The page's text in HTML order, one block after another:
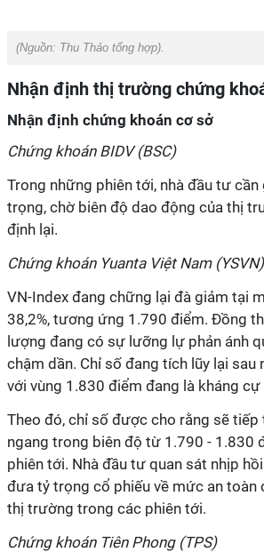
(Nguồn: Thu Thảo tổng hợp).
Nhận định thị trường chứng
Nhận định chứng khoán cơ sở
Chứng khoán BIDV (BSC)
Trong những phiên tới, nhà đầu tư
trọng, chờ biên độ dao động của thị
định lại.
Chứng khoán Yuanta Việt Nam (YSVN)
VN-Index đang chững lại đà giảm tại
38,2%, tương ứng 1.790 điểm. Đồng
lượng đang có sự lưỡng lự phản ánh
chậm dần. Chỉ số đang tích lũy lại sau
với vùng 1.830 điểm đang là kháng cự
Theo đó, chỉ số được cho rằng sẽ tiếp
ngang trong biên độ từ 1.790 - 1.830
phiên tới. Nhà đầu tư quan sát nhịp
đưa tỷ trọng cổ phiếu về mức an toàn
thị trường trong các phiên tới.
Chứng khoán Tiên Phong (TPS)